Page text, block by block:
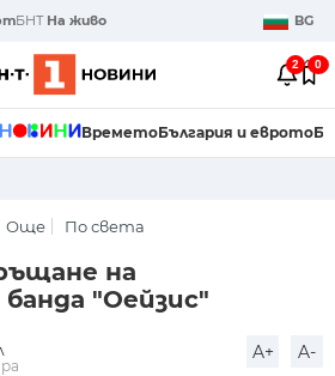
БНТ На живо BG
2 0
ВреметоБългария и еврото
Още По света
на
"Оейзис"
A+ A-